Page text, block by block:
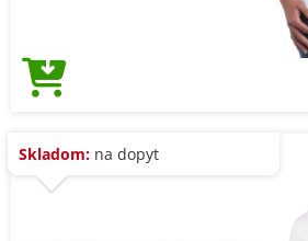
Skladom: na dopyt